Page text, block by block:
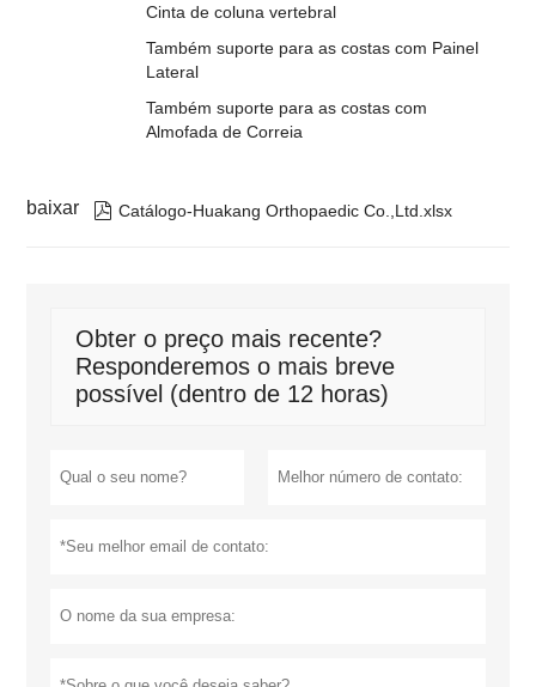
Cinta de coluna vertebral
Também suporte para as costas com Painel
Lateral
Também suporte para as costas com
Almofada de Correia
baixar  Catálogo-Huakang Orthopaedic Co.,Ltd.xlsx
Obter o preço mais recente?
Responderemos o mais breve
possível (dentro de 12 horas)